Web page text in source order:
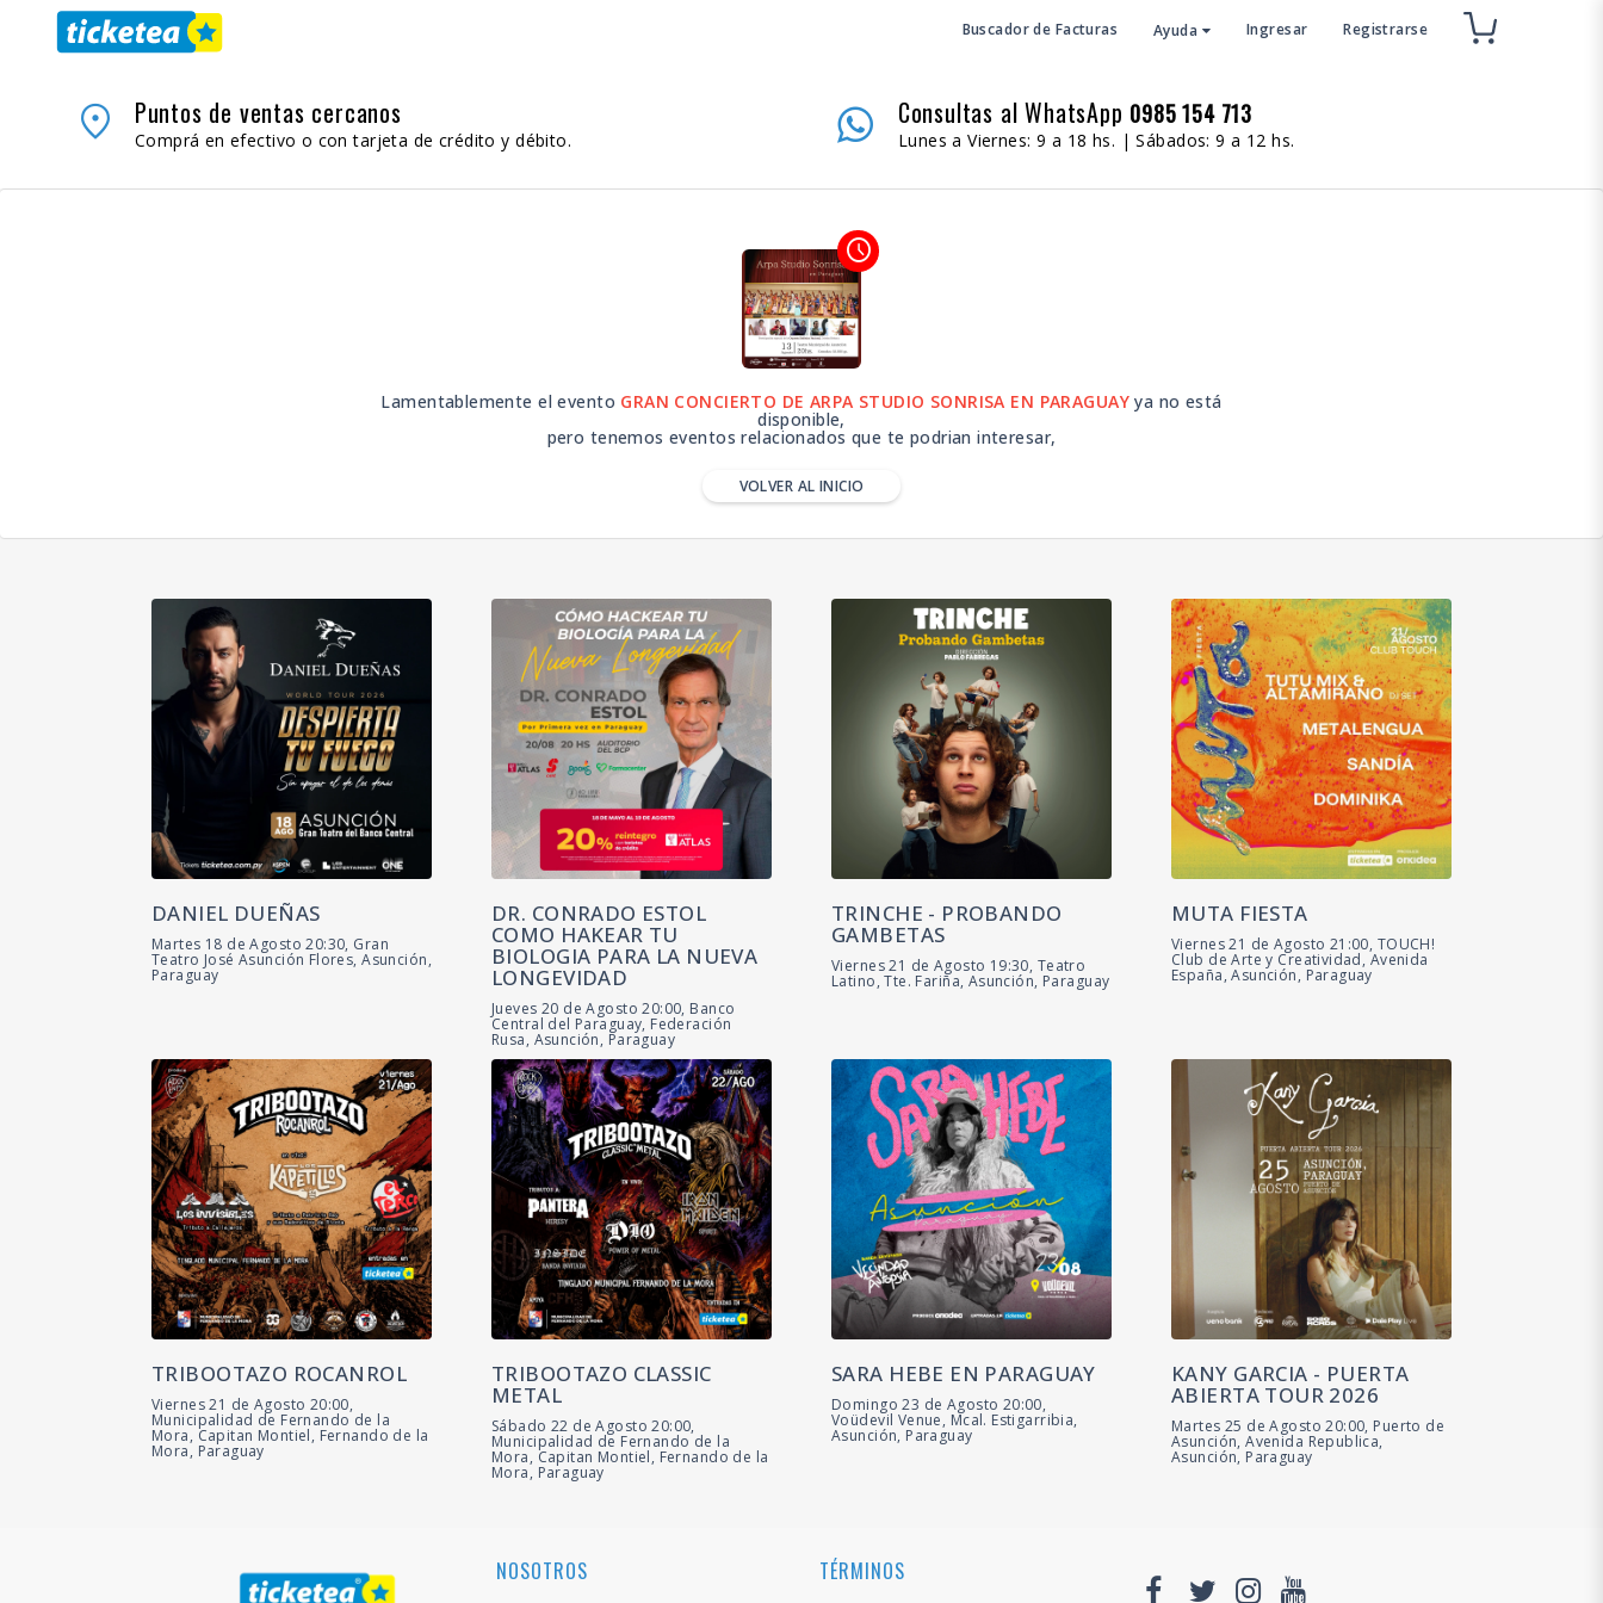
Buscador de Facturas Ayuda Ingresar Registrarse
place Puntos de ventas cercanos
Comprá en efectivo o con tarjeta de crédito y débito.
Consultas al WhatsApp 0985 154 713
Lunes a Viernes: 9 a 18 hs. | Sábados: 9 a 12 hs.
access_time
Lamentablemente el evento GRAN CONCIERTO DE ARPA STUDIO SONRISA EN PARAGUAYya no está
disponible,
pero tenemos eventos relacionados que te podrian interesar,
VOLVER AL INICIO
DANIEL DUEÑAS
Martes 18 de Agosto 20:30, Gran
Teatro José Asunción Flores, Asunción,
Paraguay
DR. CONRADO ESTOL
COMO HAKEAR TU
BIOLOGIA PARA LA NUEVA
LONGEVIDAD
Jueves 20 de Agosto 20:00, Banco
Central del Paraguay, Federación
Rusa, Asunción, Paraguay
TRINCHE - PROBANDO
GAMBETAS
Viernes 21 de Agosto 19:30, Teatro
Latino, Tte. Fariña, Asunción, Paraguay
MUTA FIESTA
Viernes 21 de Agosto 21:00, TOUCH!
Club de Arte y Creatividad, Avenida
España, Asunción, Paraguay
TRIBOOTAZO ROCANROL
Viernes 21 de Agosto 20:00,
Municipalidad de Fernando de la
Mora, Capitan Montiel, Fernando de la
Mora, Paraguay
TRIBOOTAZO CLASSIC
METAL
Sábado 22 de Agosto 20:00,
Municipalidad de Fernando de la
Mora, Capitan Montiel, Fernando de la
Mora, Paraguay
SARA HEBE EN PARAGUAY
Domingo 23 de Agosto 20:00,
Voüdevil Venue, Mcal. Estigarribia,
Asunción, Paraguay
KANY GARCIA - PUERTA
ABIERTA TOUR 2026
Martes 25 de Agosto 20:00, Puerto de
Asunción, Avenida Republica,
Asunción, Paraguay
NOSOTROS TÉRMINOS